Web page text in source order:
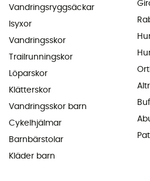
Vandringsryggsäckar
Isyxor
Vandringsskor
Trailrunningskor
Löparskor
Klätterskor
Vandringsskor barn
Cykelhjälmar
Barnbärstolar
Kläder barn